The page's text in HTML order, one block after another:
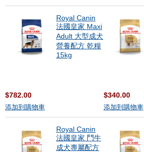
Royal Canin
法國皇家 Maxi
Adult 大型成犬
營養配方 乾糧
15kg
$782.00
添加到購物車
$340.00
添加到購物車
Royal Canin
法國皇家 鬥牛
成犬專屬配方